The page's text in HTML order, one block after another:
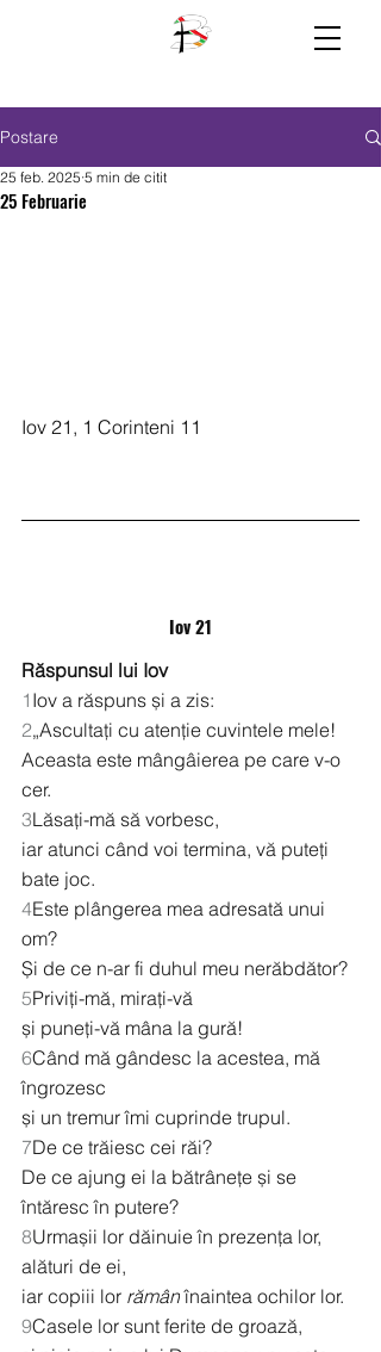
Postare
25 Februarie
25 feb. 2025 5 min de citit
Iov 21, 1 Corinteni 11
Iov 21
Răspunsul lui Iov
1 Iov a răspuns și a zis:
2„Ascultați cu atenție cuvintele mele!
Aceasta este mângâierea pe care v-o
cer.
3Lăsați-mă să vorbesc,
iar atunci când voi termina, vă puteți
bate joc.
4Este plângerea mea adresată unui
om?
Și de ce n-ar fi duhul meu nerăbdător?
5Priviți-mă, mirați-vă
și puneți-vă mâna la gură!
6Când mă gândesc la acestea, mă
îngrozesc
și un tremur îmi cuprinde trupul.
7De ce trăiesc cei răi?
De ce ajung ei la bătrânețe și se
întăresc în putere?
8Urmașii lor dăinuie în prezența lor,
alături de ei,
iar copiii lor rămân înaintea ochilor lor.
9Casele lor sunt ferite de groază,